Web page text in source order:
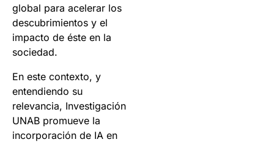
global para acelerar los
descubrimientos y el
impacto de éste en la
sociedad.
En este contexto, y
entendiendo su
relevancia, Investigación
UNAB promueve la
incorporación de IA en